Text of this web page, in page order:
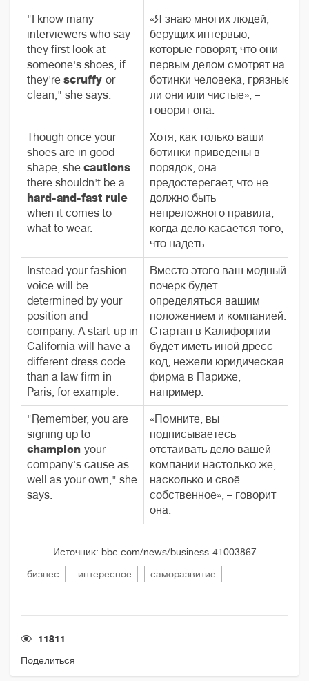
"I know many
interviewers who say
they first look at
someone's shoes, if
they're scruffy or
clean," she says.
«Я знаю многих людей,
берущих интервью,
которые говорят, что они
первым делом смотрят на
ботинки человека, грязные
ли они или чистые», –
говорит она.
Though once your
shoes are in good
shape, she cautions
there shouldn't be a
hard-and-fast rule
when it comes to
what to wear.
Хотя, как только ваши
ботинки приведены в
порядок, она
предостерегает, что не
должно быть
непреложного правила,
когда дело касается того,
что надеть.
Instead your fashion
voice will be
determined by your
position and
company. A start-up in
California will have a
different dress code
than a law firm in
Paris, for example.
Вместо этого ваш модный
почерк будет
определяться вашим
положением и компанией.
Стартап в Калифорнии
будет иметь иной дресс-
код, нежели юридическая
фирма в Париже,
например.
"Remember, you are
signing up to
champion your
company's cause as
well as your own," she
says.
«Помните, вы
подписываетесь
отстаивать дело вашей
компании настолько же,
насколько и своё
собственное», – говорит
она.
Источник: bbc.com/news/business-41003867
бизнес
интересное саморазвитие
11811
Поделиться